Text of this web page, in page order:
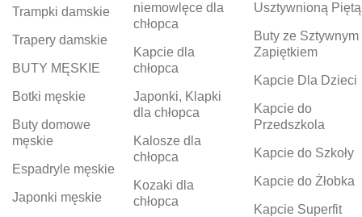
Trampki damskie
Trapery damskie
BUTY MĘSKIE
Botki męskie
Buty domowe
męskie
Espadryle męskie
Japonki męskie
niemowlęce dla
chłopca
Kapcie dla
chłopca
Japonki, Klapki
dla chłopca
Kalosze dla
chłopca
Kozaki dla
chłopca
Usztywnioną Piętą
Buty ze Sztywnym
Zapiętkiem
Kapcie Dla Dzieci
Kapcie do
Przedszkola
Kapcie do Szkoły
Kapcie do Żłobka
Kapcie Superfit